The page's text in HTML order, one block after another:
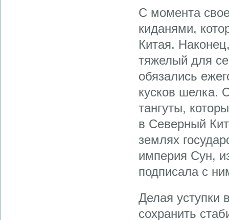
С момента
киданями,
Китая.
тяжелый для
обязались
кусков шелка.
тангуты,
в Северный
землях
империя Сун,
подписала с
Делая уступки
сохранить